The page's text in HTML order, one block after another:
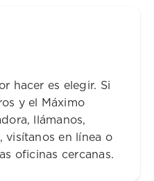
hacer es elegir. Si
y el Máximo
llámanos,
visítanos en línea o
oficinas cercanas.